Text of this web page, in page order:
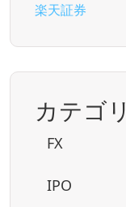
楽天証券
カテゴリ
FX
IPO